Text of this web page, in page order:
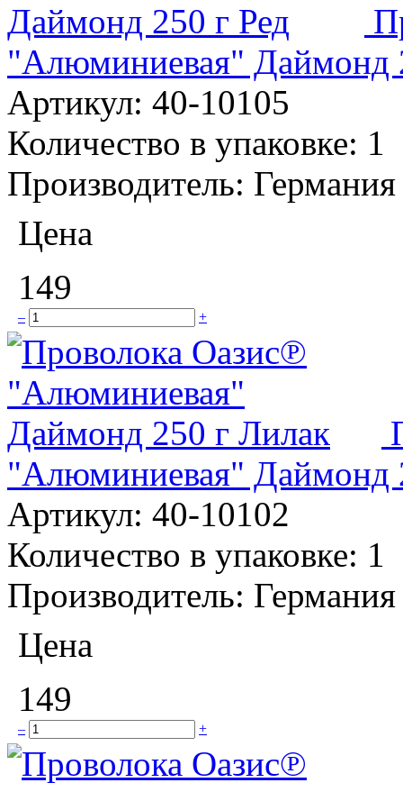
"Алюминиевая" Даймонд
Артикул: 40-10105
Количество в упаковке: 1
Производитель: Германия
Цена
149
– +
"Алюминиевая" Даймонд
Артикул: 40-10102
Количество в упаковке: 1
Производитель: Германия
Цена
149
– +